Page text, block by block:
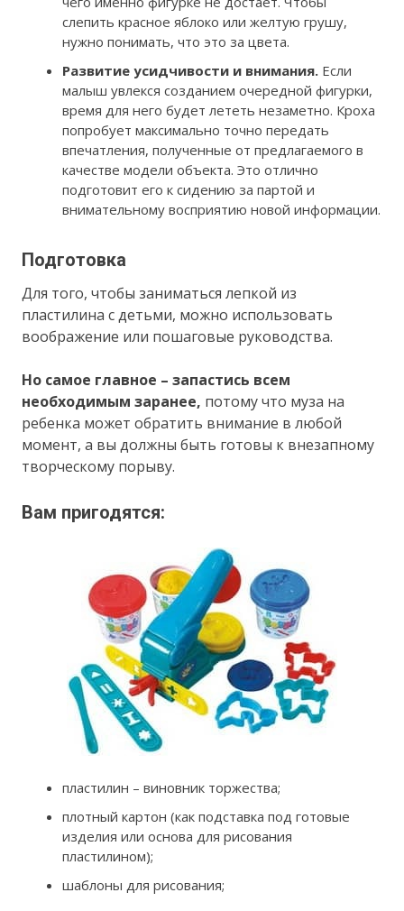
слепить красное яблоко или желтую грушу,
нужно понимать, что это за цвета.
Развитие усидчивости и внимания. Если
малыш увлекся созданием очередной фигурки,
время для него будет лететь незаметно. Кроха
попробует максимально точно передать
впечатления, полученные от предлагаемого в
качестве модели объекта. Это отлично
подготовит его к сидению за партой и
внимательному восприятию новой информации.
Подготовка
Для того, чтобы заниматься лепкой из
пластилина с детьми, можно использовать
воображение или пошаговые руководства.
Но самое главное – запастись всем
необходимым заранее, потому что муза на
ребенка может обратить внимание в любой
момент, а вы должны быть готовы к внезапному
творческому порыву.
Вам пригодятся:
пластилин – виновник торжества;
плотный картон (как подставка под готовые
изделия или основа для рисования
пластилином);
шаблоны для рисования;